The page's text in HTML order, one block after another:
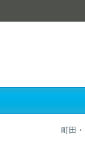
町田